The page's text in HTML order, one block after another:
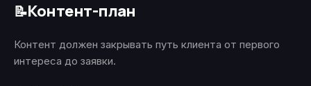
📝Контент-план
Контент должен закрывать путь клиента от первого
интереса до заявки.